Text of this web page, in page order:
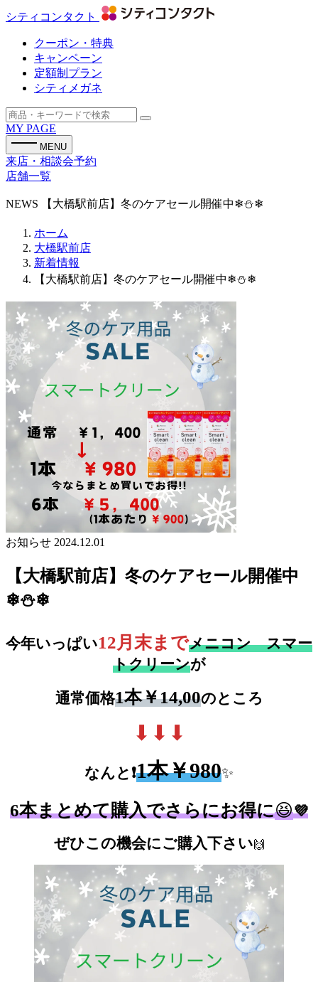
シティコンタクト
クーポン・特典
キャンペーン
定額制プラン
シティメガネ
MY PAGE
MENU
来店・相談会予約
店舗一覧
NEWS 【大橋駅前店】冬のケアセール開催中❄⛄❄
ホーム
大橋駅前店
新着情報
【大橋駅前店】冬のケアセール開催中❄⛄❄
お知らせ 2024.12.01
【大橋駅前店】冬のケアセール開催中
❄⛄❄
今年いっぱい12月末までメニコン スマー
トクリーンが
通常価格1本￥14,00のところ
⬇⬇⬇
なんと ❗1本￥980✨
6本まとめて購入でさらにお得に😆💜
ぜひこの機会にご購入下さい 🙌